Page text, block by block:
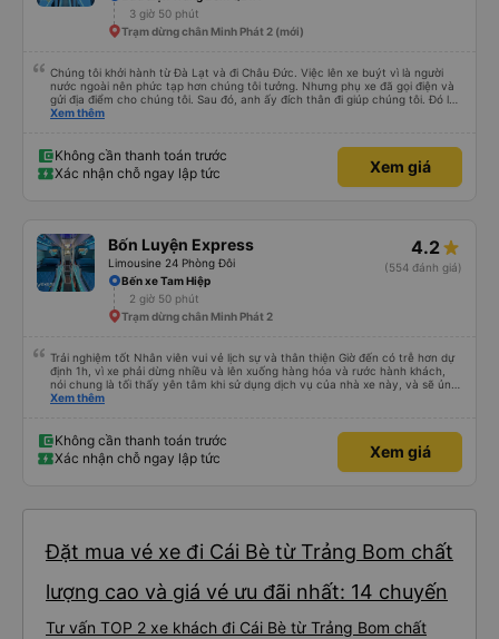
3 giờ 50 phút
Trạm dừng chân Minh Phát 2 (mới)
Chúng tôi khởi hành từ Đà Lạt và đi Châu Đức. Việc lên xe buýt vì là người
nước ngoài nên phức tạp hơn chúng tôi tưởng. Nhưng phụ xe đã gọi điện và
gửi địa điểm cho chúng tôi. Sau đó, anh ấy đích thân đi giúp chúng tôi. Đó là
lần đầu tiên đi xe giường nằm với hai đứa trẻ nhỏ khá thú vị. Chúng tôi không
điểm dừng, họ đánh thức chúng tôi dậy và đảm bảo chúng tôi đã sẵn sàng.
Nhìn chung, đó là một trải nghiệm tốt. Mỗi giường đều có gối và chăn, và đủ
chỗ cho 1 người lớn và 1 trẻ em nằm thoải mái.
Xem thêm
Không cần thanh toán trước
Xác nhận chỗ ngay lập tức
Xem giá
Bốn Luyện Express
Limousine 24 Phòng Đôi
4.2
(554 đánh giá)
Bến xe Tam Hiệp
2 giờ 50 phút
Trạm dừng chân Minh Phát 2
Trải nghiệm tốt Nhân viên vui vẻ lịch sự và thân thiện Giờ đến có trễ hơn dự
định 1h, vì xe phải dừng nhiều và lên xuống hàng hóa và rước hành khách,
nói chung là tối thấy yên tâm khi sử dụng dịch vụ của nhà xe này, và sẽ ủng
hộ và giới thiệu cho người thân sử dụng dịch vụ của nhà xe này
Xem thêm
Không cần thanh toán trước
Xác nhận chỗ ngay lập tức
Xem giá
Đặt mua vé xe đi Cái Bè từ Trảng Bom chất
lượng cao và giá vé ưu đãi nhất: 14 chuyến
Tư vấn TOP 2 xe khách đi Cái Bè từ Trảng Bom chất